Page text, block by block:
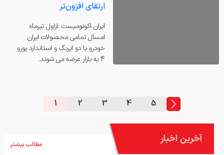
ارتقاي افزون‌تر
ايران اكونوميست :ازاول تيرماه
امسال تمامي محصولات ايران
خودرو با دو ايربگ و استاندارد يورو
4 به بازار عرضه مي شوند.
1 2 3 4 5
آخرین اخبار مطالب بیشتر